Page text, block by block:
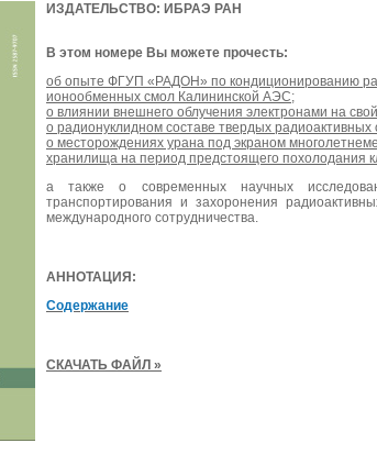
ИЗДАТЕЛЬСТВО: ИБРАЭ РАН
В этом номере Вы можете прочесть:
об опыте ФГУП «РАДОН» по кондиционированию
ионообменных смол Калининской АЭС;
о влиянии внешнего облучения электронами на
о радионуклидном составе твердых радиоактивных
о месторождениях урана под экраном
хранилища на период предстоящего похолодания
а также о современных научных
транспортирования и захоронения
международного сотрудничества.
АННОТАЦИЯ:
Содержание
СКАЧАТЬ ФАЙЛ »